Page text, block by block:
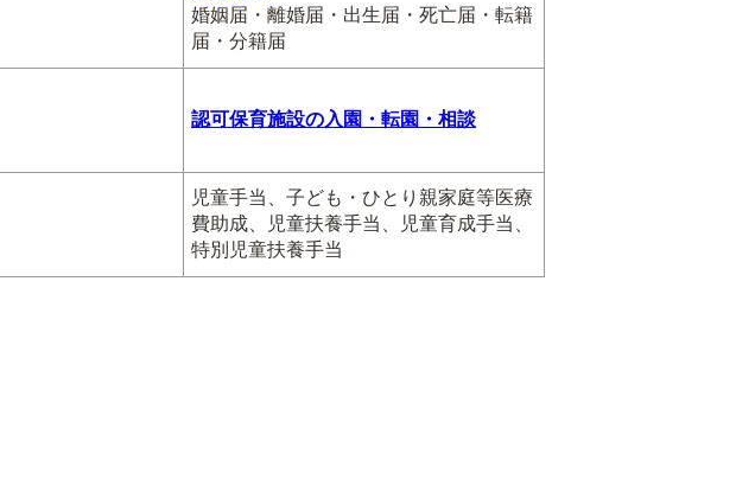
婚姻届・離婚届・出生届・死亡届・転籍
届・分籍届
認可保育施設の入園・転園・相談
児童手当、子ども・ひとり親家庭等医療
費助成、児童扶養手当、児童育成手当、
特別児童扶養手当